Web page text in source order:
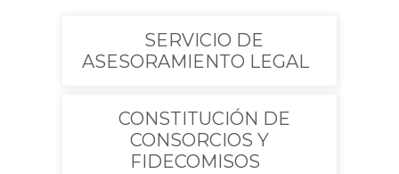
SERVICIO DE
ASESORAMIENTO LEGAL
CONSTITUCIÓN DE
CONSORCIOS Y
FIDECOMISOS